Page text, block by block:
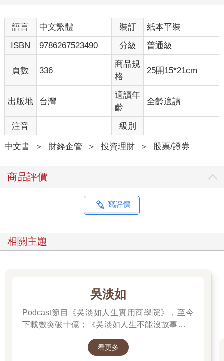
那麼，如果在貨幣乘數低迷的情況下，經濟真的陷入衰退，會發
生什麼事呢？這時美國政府與聯邦準備系統（以下簡稱「聯準
會」）就會再次向市場注入基礎貨幣，藉此補充流動性並刺激經
濟活動。
儘管擔憂，美國經濟仍維持成長態勢
眾所皆知，在新冠疫情期間，美國政府也曾釋出大量的基礎貨
幣，其主因就是貨幣乘數的下降。然而，當時直接發放現金給民
眾，引發了強烈的通膨憂慮。更糟的是，供應鏈瓶頸的出現，導
致商品價格飆升。
為了抑制這類需求所引發的通膨，從2022年起，美國聯準會
（Fed）不僅升息，還啟用了「逆回購協議」（RRP, Reverse
Repo）。這是一種由聯準會向金融機構提供國債等安全資產作為
機構將閒置現金交給聯準會，並收取利息，藉此達到縮減市場流
動性的目的。（至於這項操作如何影響市場，書中後續章節將詳
其結果是，資產價格明顯下跌。2022年上半年，美國消費者物價
指數（CPI）衝上9.1%的高點，當時包括我在內的多數市場參與
出現強勁反彈，即便聯準會持續緊縮貨幣政策，美國在 OECD 的
景氣領先指標仍出現回升。
半後才顯現。但實際上，這項預測落空了——2024年第二季，美
國 GDP 成長率高達 3.0%，第三季也達到 2.8%，經濟表現仍舊穩
深入探究之後才發現，美國政府採取了一種跳脫傳統的新方式，
改變策略：提升貨幣流通速度，而非單純擴張貨幣供給
語言 中文繁體 裝訂
紙本平裝
ISBN
9786267523490 分級 普通級
頁數 336
商品規
格
25開15*21cm
出版地 台灣
適讀年
齡
全齡適讀
注音 級別
中文書 ＞ 財經企管 ＞ 投資理財 ＞ 股票/證券
商品評價
寫評價
相關主題
吳淡如
Podcast節目《吳淡如人生實用商學院》，至今
下載數突破十億；《吳淡如人生不能沒故事》也
讀歷史中的權力運作與人性選擇，讓看似遙遠的
看更多